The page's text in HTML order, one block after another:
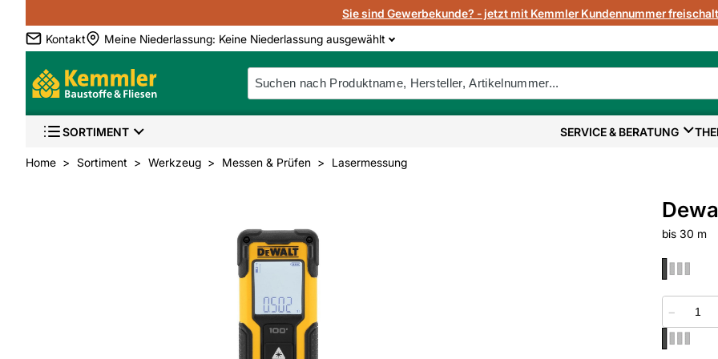
Sie sind Gewerbekunde? - jetzt mit Kemmler Kundennummer
Kontakt
Meine Niederlassung: Keine Niederlassung ausgewählt
SORTIMENT SERVICE & BERATUNG
Home Sortiment Werkzeug Messen & Prüfen Lasermessung
bis 30 m
−